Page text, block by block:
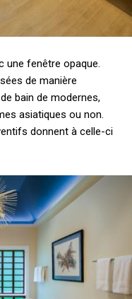
une fenêtre opaque.
de manière
bain de modernes,
asiatiques ou non.
donnent à celle-ci